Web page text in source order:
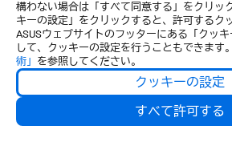
構わない場合は「すべて同意する」をクリッ
キーの設定」をクリックすると、許可するク
ASUSウェブサイトのフッターにある「クッ
して、クッキーの設定を行うこともできます。
術」 を参照してください。
クッキーの設定
すべて許可する
クッキーの設定